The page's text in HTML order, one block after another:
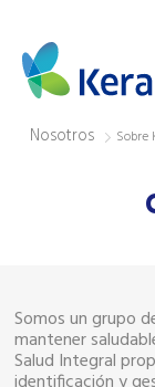
Nosotros
Sobre
Somos un grupo
mantener
Salud Integral